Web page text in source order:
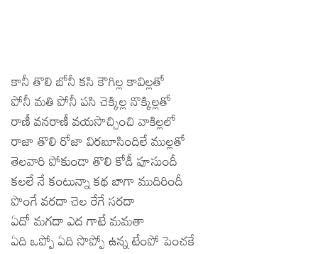
కానీ తొలి బోనీ కసి కౌగిల్ల కావిల్లతో
పోనీ మతి పోనీ పసి చెక్కిల్ల నొక్కిల్లతో
రాణీ వనరాణీ వయసొచ్చించి వాకిల్లలో
రాజా తొలి రోజా విరబూసిందిలే ముల్లతో
తెలవారి పోకుండా తొలి కోడీ పూసుందీ
కలలే నే కంటున్నా కథ బాగా ముదిరిందీ
పొంగే వరదా చెల రేగే సరదా
ఏదో మగదా ఎద గాటే మమతా
ఏది ఒప్పో ఏది సొప్పో ఉన్న టేంపో పెంచకే